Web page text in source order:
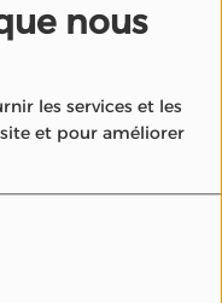
nous
les services et les
et pour améliorer
cinéma